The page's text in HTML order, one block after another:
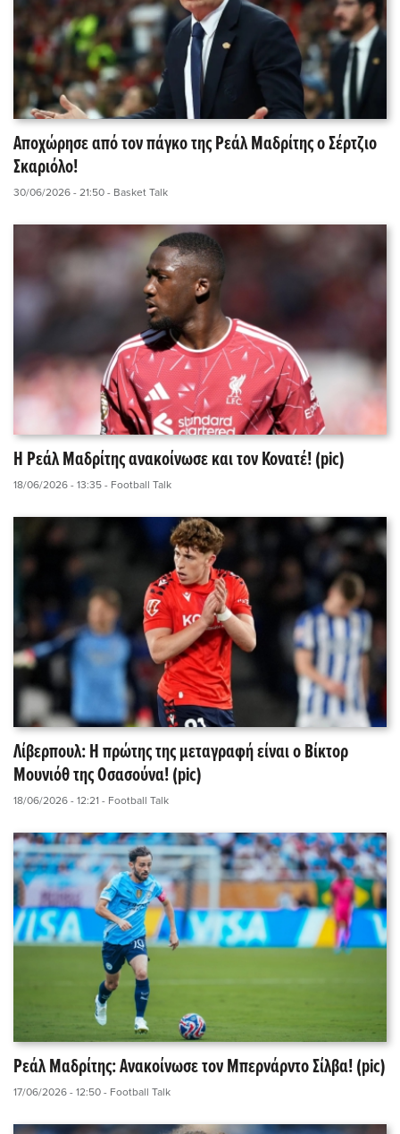
Αποχώρησε από τον πάγκο της Ρεάλ Μαδρίτης ο Σέρτζιο
Σκαριόλο!
30/06/2026 - 21:50 - Basket Talk
Η Ρεάλ Μαδρίτης ανακοίνωσε και τον Κονατέ! (pic)
18/06/2026 - 13:35 - Football Talk
Λίβερπουλ: Η πρώτης της μεταγραφή είναι ο Βίκτορ
Μουνιόθ της Οσασούνα! (pic)
18/06/2026 - 12:21 - Football Talk
Ρεάλ Μαδρίτης: Ανακοίνωσε τον Μπερνάρντο Σίλβα! (pic)
17/06/2026 - 12:50 - Football Talk